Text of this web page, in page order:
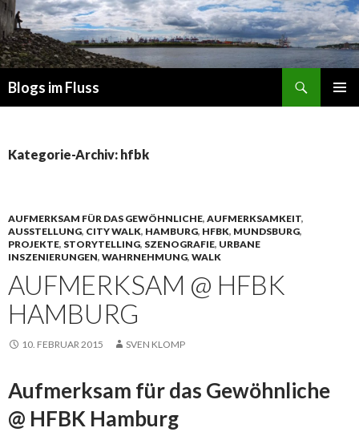
Blogs im Fluss
Kategorie-Archiv: hfbk
AUFMERKSAM FÜR DAS GEWÖHNLICHE, AUFMERKSAMKEIT,
AUSSTELLUNG, CITY WALK, HAMBURG, HFBK, MUNDSBURG,
PROJEKTE, STORYTELLING, SZENOGRAFIE, URBANE
INSZENIERUNGEN, WAHRNEHMUNG, WALK
AUFMERKSAM @ HFBK
HAMBURG
10. FEBRUAR 2015 SVEN KLOMP
Aufmerksam für das Gewöhnliche
@ HFBK Hamburg